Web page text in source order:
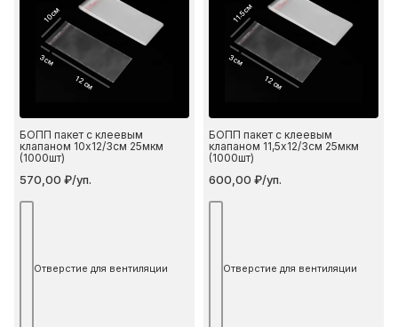
10 см
3 см
12 см
БОПП пакет с клеевым
клапаном 10х12/3см 25мкм
(1000шт)
570,00 ₽/уп.
Отверстие для вентиляции
11.5 см
3 см
12 см
БОПП пакет с клеевым
клапаном 11,5х12/3см 25мкм
(1000шт)
600,00 ₽/уп.
Отверстие для вентиляции